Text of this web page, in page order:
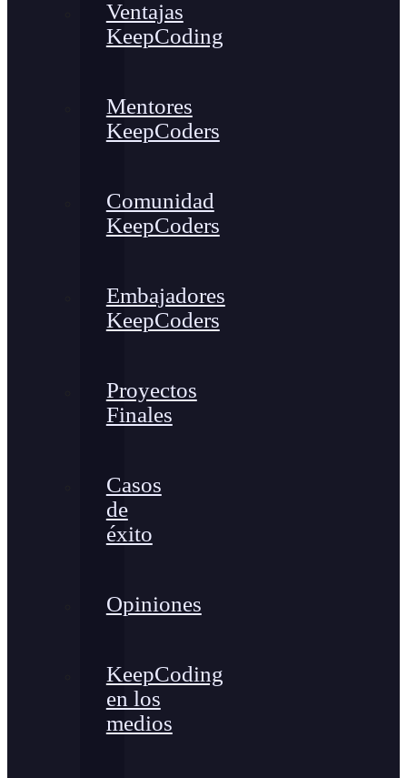
Ventajas
KeepCoding
Mentores
KeepCoders
Comunidad
KeepCoders
Embajadores
KeepCoders
Proyectos
Finales
Casos
de
éxito
Opiniones
KeepCoding
en los
medios